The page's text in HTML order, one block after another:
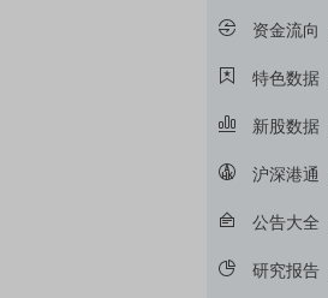
资金流向
特色数据
新股数据
沪深港通
公告大全
研究报告